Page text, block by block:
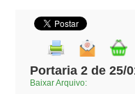
Portaria 2 de 25/
Baixar Arquivo: